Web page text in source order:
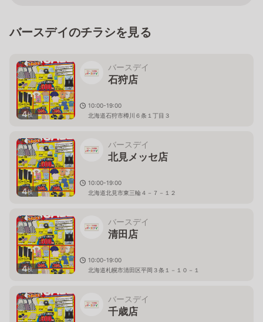
バースデイのチラシを見る
4枚
バースデイ
石狩店
10:00-19:00
北海道石狩市樽川６条１丁目３
4枚
バースデイ
北見メッセ店
10:00-19:00
北海道北見市東三輪４－７－１２
4枚
バースデイ
清田店
10:00-19:00
北海道札幌市清田区平岡３条１－１０－１
バースデイ
千歳店